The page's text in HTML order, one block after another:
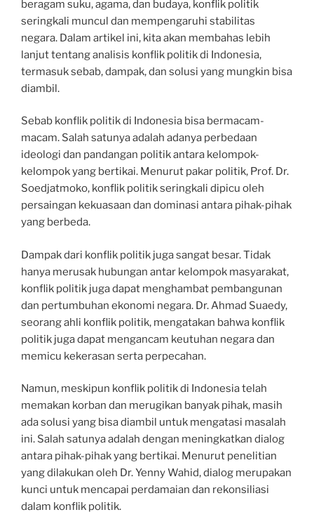
beragam suku, agama, dan budaya, konflik politik
seringkali muncul dan mempengaruhi stabilitas
negara. Dalam artikel ini, kita akan membahas lebih
lanjut tentang analisis konflik politik di Indonesia,
termasuk sebab, dampak, dan solusi yang mungkin bisa
diambil.
Sebab konflik politik di Indonesia bisa bermacam-
macam. Salah satunya adalah adanya perbedaan
ideologi dan pandangan politik antara kelompok-
kelompok yang bertikai. Menurut pakar politik, Prof. Dr.
Soedjatmoko, konflik politik seringkali dipicu oleh
persaingan kekuasaan dan dominasi antara pihak-pihak
yang berbeda.
Dampak dari konflik politik juga sangat besar. Tidak
hanya merusak hubungan antar kelompok masyarakat,
konflik politik juga dapat menghambat pembangunan
dan pertumbuhan ekonomi negara. Dr. Ahmad Suaedy,
seorang ahli konflik politik, mengatakan bahwa konflik
politik juga dapat mengancam keutuhan negara dan
memicu kekerasan serta perpecahan.
Namun, meskipun konflik politik di Indonesia telah
memakan korban dan merugikan banyak pihak, masih
ada solusi yang bisa diambil untuk mengatasi masalah
ini. Salah satunya adalah dengan meningkatkan dialog
antara pihak-pihak yang bertikai. Menurut penelitian
yang dilakukan oleh Dr. Yenny Wahid, dialog merupakan
kunci untuk mencapai perdamaian dan rekonsiliasi
dalam konflik politik.